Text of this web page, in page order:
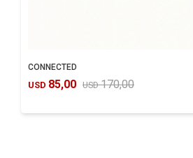
CONNECTED
USD 85,00 USD 170,00